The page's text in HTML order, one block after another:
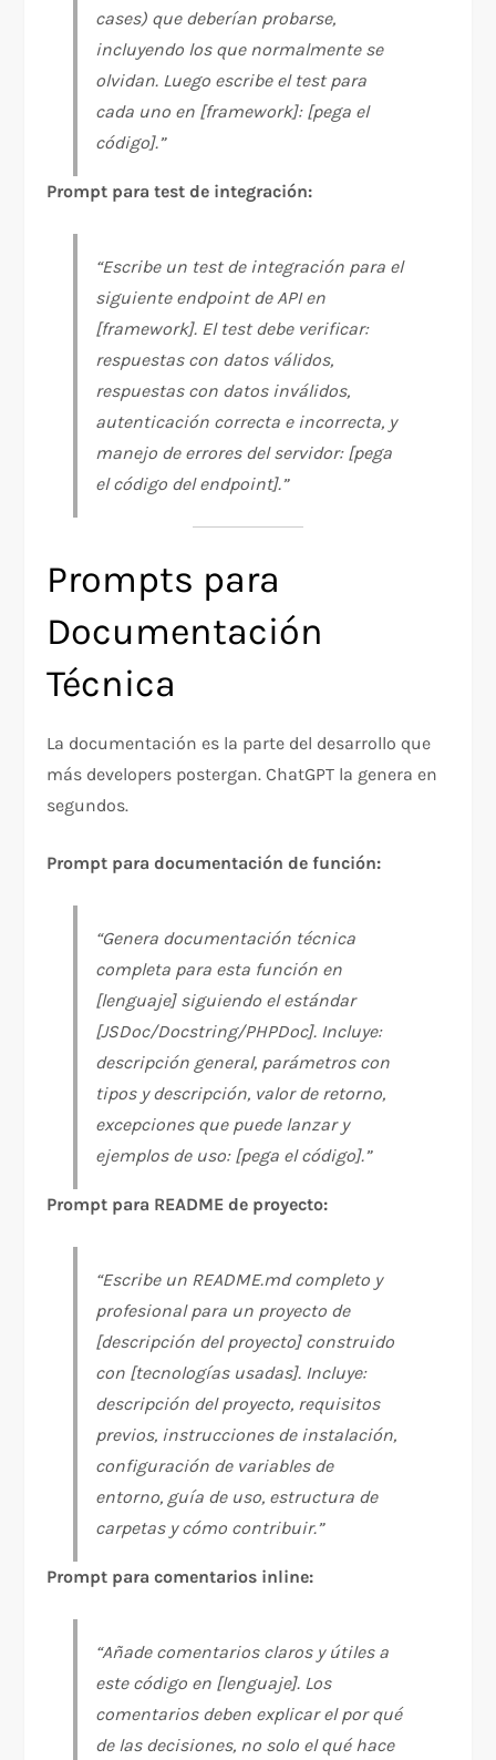
cases) que deberían probarse,
incluyendo los que normalmente se
olvidan. Luego escribe el test para
cada uno en [framework]: [pega el
código].”
Prompt para test de integración:
“Escribe un test de integración para el
siguiente endpoint de API en
[framework]. El test debe verificar:
respuestas con datos válidos,
respuestas con datos inválidos,
autenticación correcta e incorrecta, y
manejo de errores del servidor: [pega
el código del endpoint].”
Prompts para
Documentación
Técnica
La documentación es la parte del desarrollo que
más developers postergan. ChatGPT la genera en
segundos.
Prompt para documentación de función:
“Genera documentación técnica
completa para esta función en
[lenguaje] siguiendo el estándar
[JSDoc/Docstring/PHPDoc]. Incluye:
descripción general, parámetros con
tipos y descripción, valor de retorno,
excepciones que puede lanzar y
ejemplos de uso: [pega el código].”
Prompt para README de proyecto:
“Escribe un README.md completo y
profesional para un proyecto de
[descripción del proyecto] construido
con [tecnologías usadas]. Incluye:
descripción del proyecto, requisitos
previos, instrucciones de instalación,
configuración de variables de
entorno, guía de uso, estructura de
carpetas y cómo contribuir.”
Prompt para comentarios inline:
“Añade comentarios claros y útiles a
este código en [lenguaje]. Los
comentarios deben explicar el por qué
de las decisiones, no solo el qué hace